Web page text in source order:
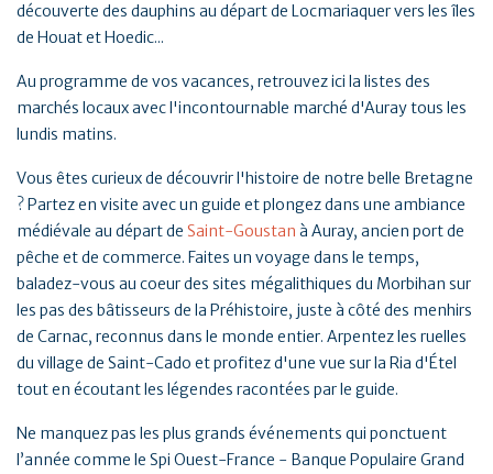
découverte des dauphins au départ de Locmariaquer vers les îles
de Houat et Hoedic...
Au programme de vos vacances, retrouvez ici la listes des
marchés locaux avec l'incontournable marché d'Auray tous les
lundis matins.
Vous êtes curieux de découvrir l'histoire de notre belle Bretagne
? Partez en visite avec un guide et plongez dans une ambiance
médiévale au départ de Saint-Goustan à Auray, ancien port de
pêche et de commerce. Faites un voyage dans le temps,
baladez-vous au coeur des sites mégalithiques du Morbihan sur
les pas des bâtisseurs de la Préhistoire, juste à côté des menhirs
de Carnac, reconnus dans le monde entier. Arpentez les ruelles
du village de Saint-Cado et profitez d'une vue sur la Ria d'Étel
tout en écoutant les légendes racontées par le guide.
Ne manquez pas les plus grands événements qui ponctuent
l’année comme le Spi Ouest-France - Banque Populaire Grand